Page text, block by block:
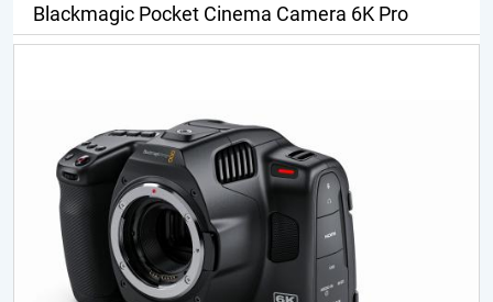
Blackmagic Pocket Cinema Camera 6K Pro